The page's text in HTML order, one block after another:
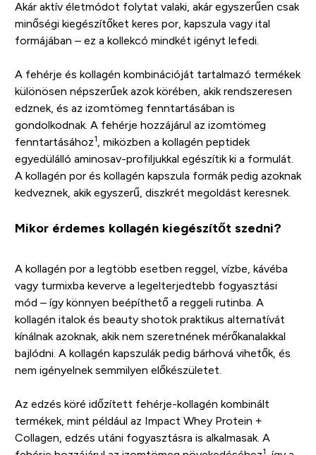
Akár aktív életmódot folytat valaki, akár egyszerűen csak
minőségi kiegészítőket keres por, kapszula vagy ital
formájában – ez a kollekcó mindkét igényt lefedi.
A fehérje és kollagén kombinációját tartalmazó termékek
különösen népszerűek azok körében, akik rendszeresen
edznek, és az izomtömeg fenntartásában is
gondolkodnak. A fehérje hozzájárul az izomtömeg
fenntartásához1, miközben a kollagén peptidek
egyedülálló aminosav-profiljukkal egészítik ki a formulát.
A kollagén por és kollagén kapszula formák pedig azoknak
kedveznek, akik egyszerű, diszkrét megoldást keresnek.
Mikor érdemes kollagén kiegészítőt szedni?
A kollagén por a legtöbb esetben reggel, vízbe, kávéba
vagy turmixba keverve a legelterjedtebb fogyasztási
mód – így könnyen beépíthető a reggeli rutinba. A
kollagén italok és beauty shotok praktikus alternatívát
kínálnak azoknak, akik nem szeretnének mérőkanalakkal
bajlódni. A kollagén kapszulák pedig bárhová vihetők, és
nem igényelnek semmilyen előkészületet.
Az edzés köré időzített fehérje-kollagén kombinált
termékek, mint például az Impact Whey Protein +
Collagen, edzés utáni fogyasztásra is alkalmasak. A
1